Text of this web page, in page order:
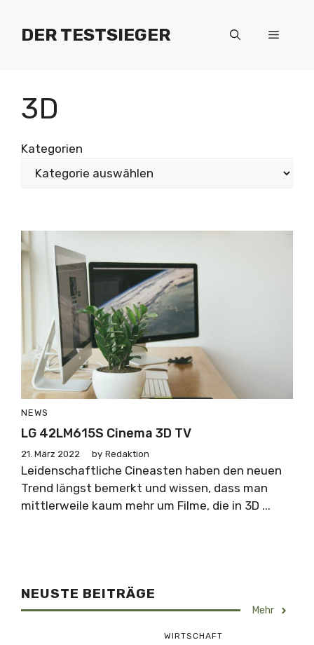
Inhalt
springenDER TESTSIEGER Menü
3D
Kategorien
NEWS
LG 42LM615S Cinema 3D TV
21. März 2022 by Redaktion
Leidenschaftliche Cineasten haben den neuen
Trend längst bemerkt und wissen, dass man
mittlerweile kaum mehr um Filme, die in 3D ...
NEUSTE BEITRÄGE
Mehr
WIRTSCHAFT